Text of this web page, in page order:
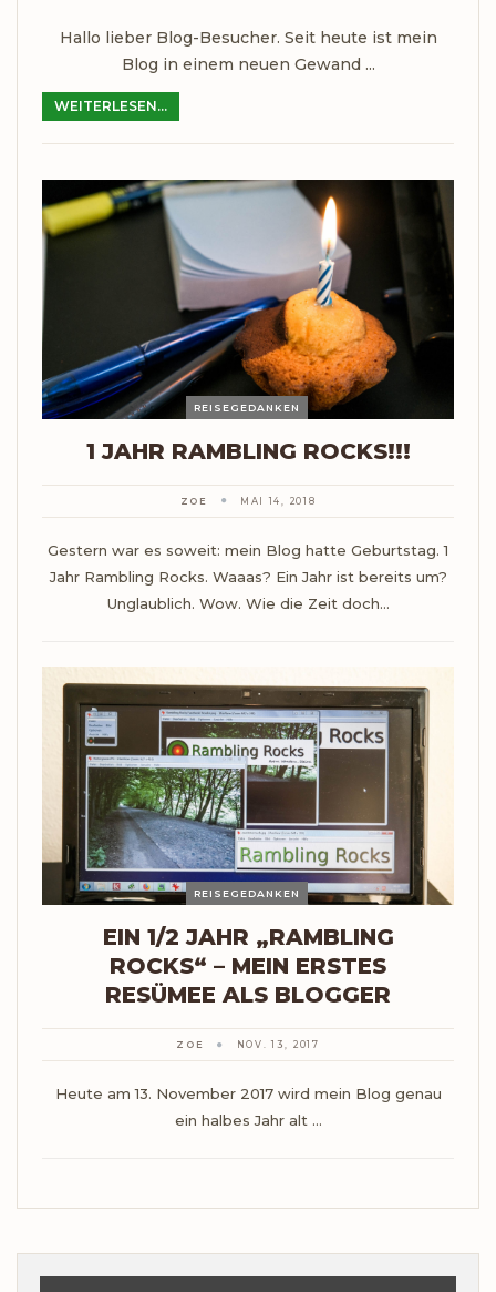
Hallo lieber Blog-Besucher. Seit heute ist mein
Blog in einem neuen Gewand ...
WEITERLESEN...
REISEGEDANKEN
1 JAHR RAMBLING ROCKS!!!
ZOE MAI 14, 2018
Gestern war es soweit: mein Blog hatte Geburtstag. 1
Jahr Rambling Rocks. Waaas? Ein Jahr ist bereits um?
Unglaublich. Wow. Wie die Zeit doch…
REISEGEDANKEN
EIN 1/2 JAHR „RAMBLING
ROCKS“ – MEIN ERSTES
RESÜMEE ALS BLOGGER
ZOE NOV. 13, 2017
Heute am 13. November 2017 wird mein Blog genau
ein halbes Jahr alt ...